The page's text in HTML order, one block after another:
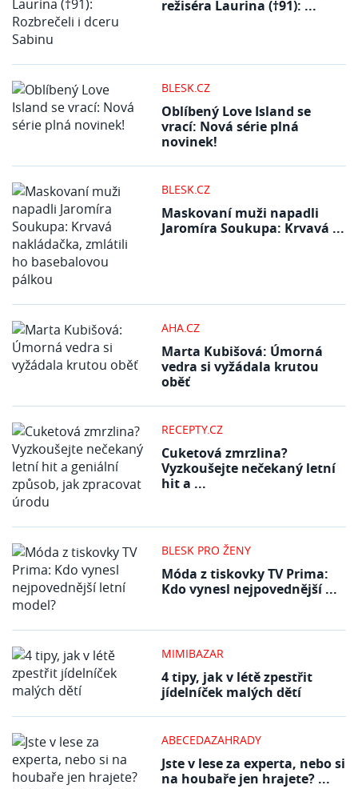
režiséra Laurina (†91): ...
BLESK.CZ
Oblíbený Love Island se
vrací: Nová série plná
novinek!
BLESK.CZ
Maskovaní muži napadli
Jaromíra Soukupa: Krvavá ...
AHA.CZ
Marta Kubišová: Úmorná
vedra si vyžádala krutou
oběť
RECEPTY.CZ
Cuketová zmrzlina?
Vyzkoušejte nečekaný letní
hit a ...
BLESK PRO ŽENY
Móda z tiskovky TV Prima:
Kdo vynesl nejpovednější ...
MIMIBAZAR
4 tipy, jak v létě zpestřit
jídelníček malých dětí
ABECEDAZAHRADY
Jste v lese za experta, nebo si
na houbaře jen hrajete? ...